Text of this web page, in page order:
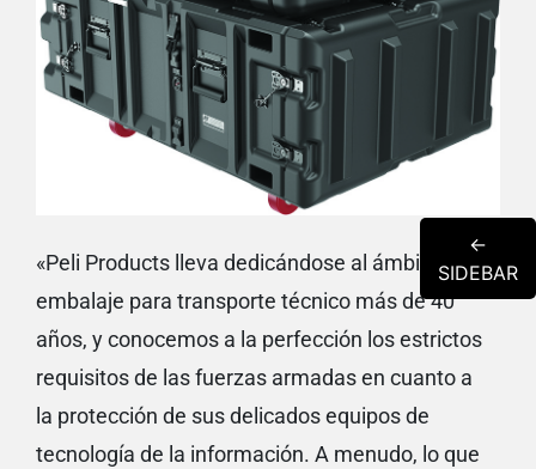
«Peli Products lleva dedicándose al ámbito del
embalaje para transporte técnico más de 40
años, y conocemos a la perfección los estrictos
requisitos de las fuerzas armadas en cuanto a
la protección de sus delicados equipos de
tecnología de la información. A menudo, lo que
←
SIDEBAR